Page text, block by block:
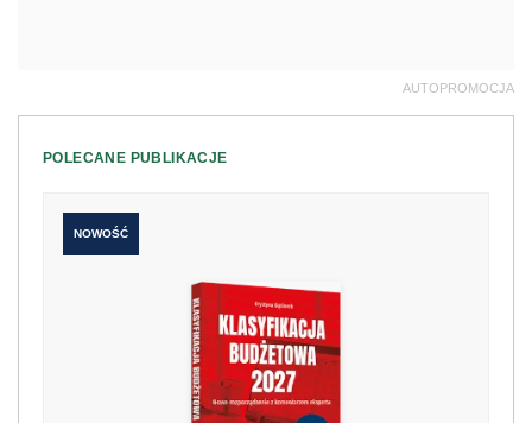
AUTOPROMOCJA
POLECANE PUBLIKACJE
NOWOŚĆ